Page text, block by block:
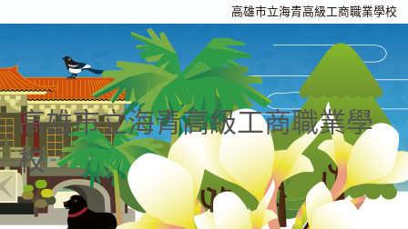
高雄市立海青高級工商職業學校
高雄市立海青高級工商職業學
校